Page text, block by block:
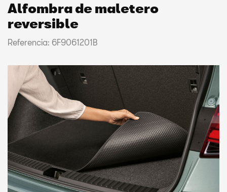
Alfombra de maletero
reversible
Referencia: 6F9061201B